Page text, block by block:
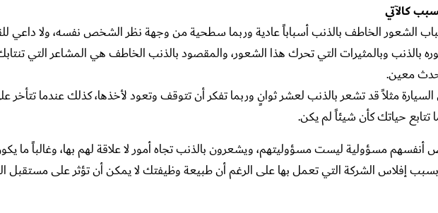
كالآتي
الشعور الخاطف بالذنب أسباباً عادية وربما سطحية من وجهة نظر الشخص نفسه، ولا داعي
بالذنب وبالمثيرات التي تحرك هذا الشعور، والمقصود بالذنب الخاطف هي المشاعر التي
حدث معين.
مثلاً قد تشعر بالذنب لعشر ثوانٍ وربما تفكر أن تتوقف وتعود لأخذها، كذلك عندما تتأخر
حياتك كأن شيئاً لم يكن.
مسؤولية ليست مسؤوليتهم، ويشعرون بالذنب تجاه أمور لا علاقة لهم بها، وغالباً ما
بسبب إفلاس الشركة التي تعمل بها على الرغم أن طبيعة وظيفتك لا يمكن أن تؤثر على مستقبل